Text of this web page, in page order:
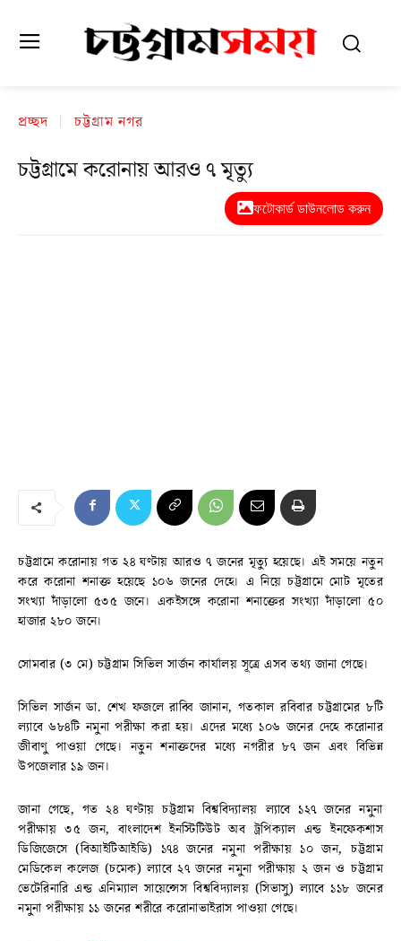
প্রচ্ছদ চট্টগ্রাম নগর
চট্টগ্রামে করোনায় আরও ৭ মৃত্যু
ফটোকার্ড ডাউনলোড করুন
চট্টগ্রামে করোনায় গত ২৪ ঘণ্টায় আরও ৭ জনের মৃত্যু হয়েছে। এই সময়ে নতুন
করে করোনা শনাক্ত হয়েছে ১০৬ জনের দেহে। এ নিয়ে চট্টগ্রামে মোট মৃতের
সংখ্যা দাঁড়ালো ৫৩৫ জনে। একইসঙ্গে করোনা শনাক্তের সংখ্যা দাঁড়ালো ৫০
হাজার ২৮০ জনে।
সোমবার (৩ মে) চট্টগ্রাম সিভিল সার্জন কার্যালয় সূত্রে এসব তথ্য জানা গেছে।
সিভিল সার্জন ডা. শেখ ফজলে রাব্বি জানান, গতকাল রবিবার চট্টগ্রামের ৮টি
ল্যাবে ৬৮৪টি নমুনা পরীক্ষা করা হয়। এদের মধ্যে ১০৬ জনের দেহে করোনার
জীবাণু পাওয়া গেছে। নতুন শনাক্তদের মধ্যে নগরীর ৮৭ জন এবং বিভিন্ন
উপজেলার ১৯ জন।
জানা গেছে, গত ২৪ ঘণ্টায় চট্টগ্রাম বিশ্ববিদ্যালয় ল্যাবে ১২৭ জনের নমুনা
পরীক্ষায় ৩৫ জন, বাংলাদেশ ইনস্টিটিউট অব ট্রপিক্যাল এন্ড ইনফেকশাস
ডিজিজেসে (বিআইটিআইডি) ১৭৪ জনের নমুনা পরীক্ষায় ১০ জন, চট্টগ্রাম
মেডিকেল কলেজ (চমেক) ল্যাবে ২৭ জনের নমুনা পরীক্ষায় ২ জন ও চট্টগ্রাম
ভেটেরিনারি এন্ড এনিম্যাল সায়েন্সেস বিশ্ববিদ্যালয় (সিভাসু) ল্যাবে ১১৮ জনের
নমুনা পরীক্ষায় ১১ জনের শরীরে করোনাভাইরাস পাওয়া গেছে।